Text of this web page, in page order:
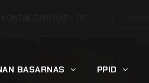
BASARNAS PPID